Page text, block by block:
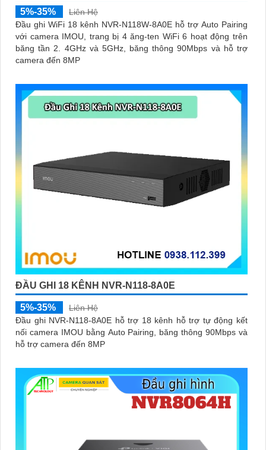
5%-35%
Liên Hệ
Đầu ghi WiFi 18 kênh NVR-N118W-8A0E hỗ trợ Auto Pairing
với camera IMOU, trang bị 4 ăng-ten WiFi 6 hoạt động trên
băng tần 2. 4GHz và 5GHz, băng thông 90Mbps và hỗ trợ
camera đến 8MP
ĐẦU GHI 18 KÊNH NVR-N118-8A0E
5%-35%
Liên Hệ
Đầu ghi NVR-N118-8A0E hỗ trợ 18 kênh hỗ trợ tự động kết
nối camera IMOU bằng Auto Pairing, băng thông 90Mbps và
hỗ trợ camera đến 8MP